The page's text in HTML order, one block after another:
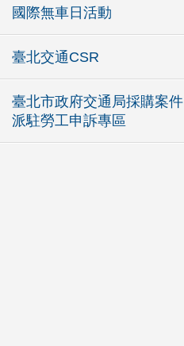
國際無車日活動
臺北交通CSR
臺北市政府交通局採購案件
派駐勞工申訴專區